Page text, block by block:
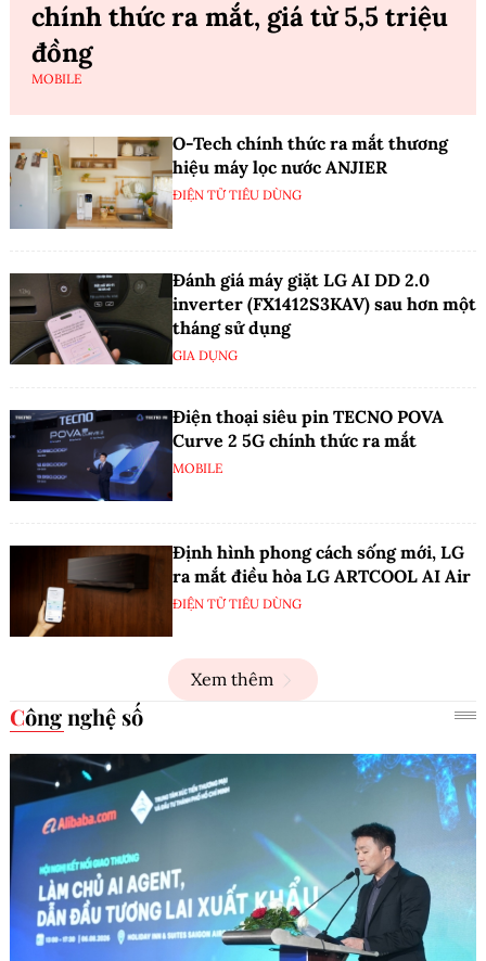
chính thức ra mắt, giá từ 5,5 triệu
đồng
MOBILE
O-Tech chính thức ra mắt thương
hiệu máy lọc nước ANJIER
ĐIỆN TỬ TIÊU DÙNG
Đánh giá máy giặt LG AI DD 2.0
inverter (FX1412S3KAV) sau hơn một
tháng sử dụng
GIA DỤNG
Điện thoại siêu pin TECNO POVA
Curve 2 5G chính thức ra mắt
MOBILE
Định hình phong cách sống mới, LG
ra mắt điều hòa LG ARTCOOL AI Air
ĐIỆN TỬ TIÊU DÙNG
Xem thêm
Công nghệ số